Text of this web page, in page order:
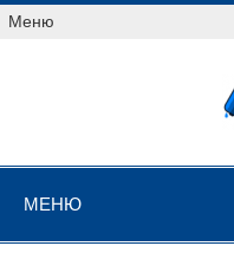
Перейти
Меню
МЕНЮ